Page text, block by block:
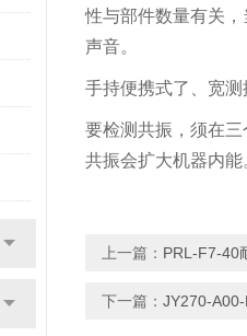
性与部件数量有关
声音。
手持便携式了、宽
要检测共振，须在
共振会扩大机器内
上一篇： PRL-F7-40
下一篇： JY270-